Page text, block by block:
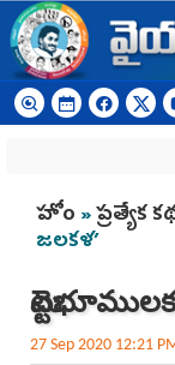
Skip to main content
You are
హోం »ప్రత్యేక
జలకళ’
27 Sep 2020 12:21